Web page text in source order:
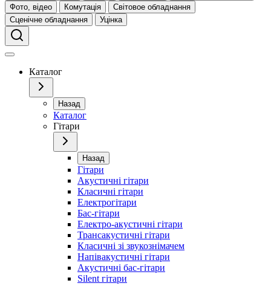
Фото, відео
Комутація
Світовое обладнання
Сценічне обладнання
Уцінка
Каталог
Назад
Каталог
Гітари
Назад
Гітари
Акустичні гітари
Класичні гітари
Електрогітари
Бас-гітари
Електро-акустичні гітари
Трансакустичні гітари
Класичні зі звукознімачем
Напівакустичні гітари
Акустичні бас-гітари
Silent гітари